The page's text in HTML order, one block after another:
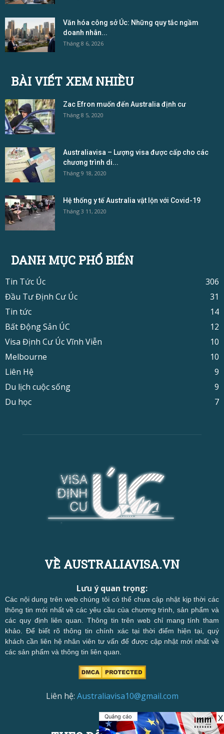
Quảng cáo X
Văn hóa công sở Úc: Những quy tắc ngầm
doanh nhân...
Tháng 8 6, 2026
BÀI VIẾT XEM NHIỀU
Zac Efron muốn đến Australia định cư
Tháng 8 5, 2020
Australiavisa – Lượng visa được cấp cho các
chương trình di...
Tháng 9 18, 2020
Hệ thống y tế Australia vật lộn với Covid-19
Tháng 3 11, 2020
DANH MỤC PHỔ BIẾN
Tin Tức Úc
306
Đầu Tư Định Cư Úc
31
Tin tức
14
Bất Động Sản ÚC
12
Visa Định Cư Úc Vĩnh Viễn
10
Melbourne
10
Liên Hệ
9
Du lịch cuộc sống
9
Du học
7
VỀ AUSTRALIAVISA.VN
Lưu ý quan trọng:
Các nội dung trên web chúng tôi có thể chưa cập nhật kịp thời các
thông tin mới nhất về các yêu cầu của chương trình, sản phẩm và
các quy định liên quan. Thông tin trên web chỉ mang tính tham
khảo. Để biết rõ thông tin chính xác tại thời điểm hiện tại, quý
khách cần liên hệ nhân viên tư vấn để được cập nhật mới nhất về
các sản phẩm và thông tin liên quan.
Liên hệ: Australiavisa10@gmail.com